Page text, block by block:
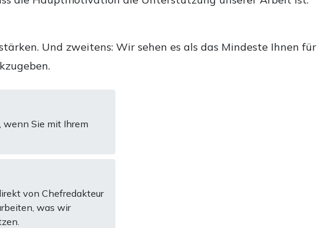
Und zweitens: Wir sehen es als das Mindeste Ihnen für
wenn Sie mit Ihrem
von Chefredakteur
was wir